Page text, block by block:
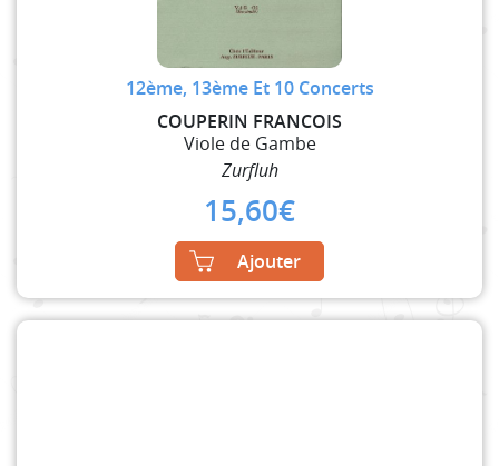
12ème, 13ème Et 10 Concerts
COUPERIN FRANCOIS
Viole de Gambe
Zurfluh
15,60€
Ajouter